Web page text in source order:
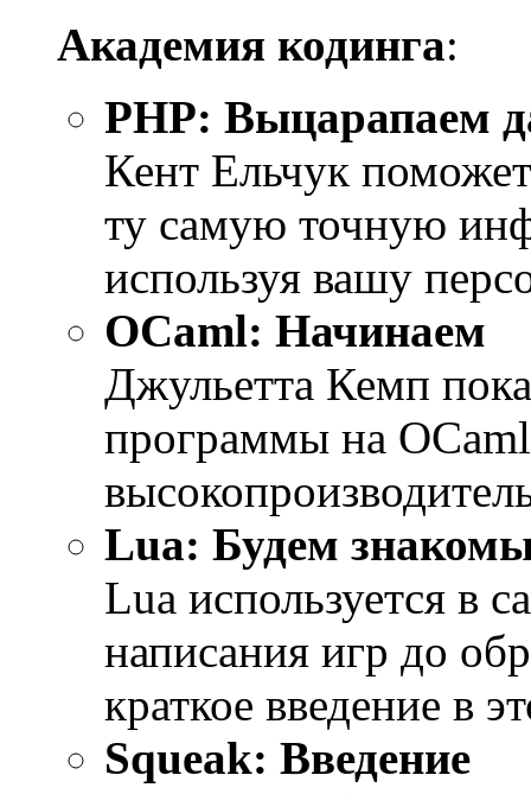
Академия кодинга:
PHP: Выцарапаем
Кент Ельчук
ту самую точную
используя вашу
OCaml: Начинаем
Джульетта Кемп
программы на
Lua: Будем
Lua используется в
написания игр до
краткое введение в
Squeak: Введение